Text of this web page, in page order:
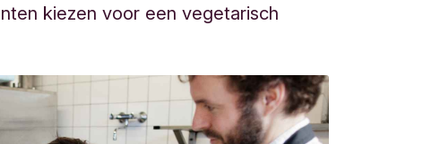
kiezen voor een vegetarisch